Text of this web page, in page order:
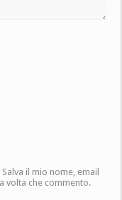
Salva il mio nome, email
volta che commento.